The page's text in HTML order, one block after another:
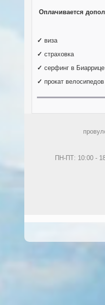
Оплачивается
✓ виза
✓ страховка
✓ серфинг в
✓ прокат
ПН-ПТ: 10:00 -